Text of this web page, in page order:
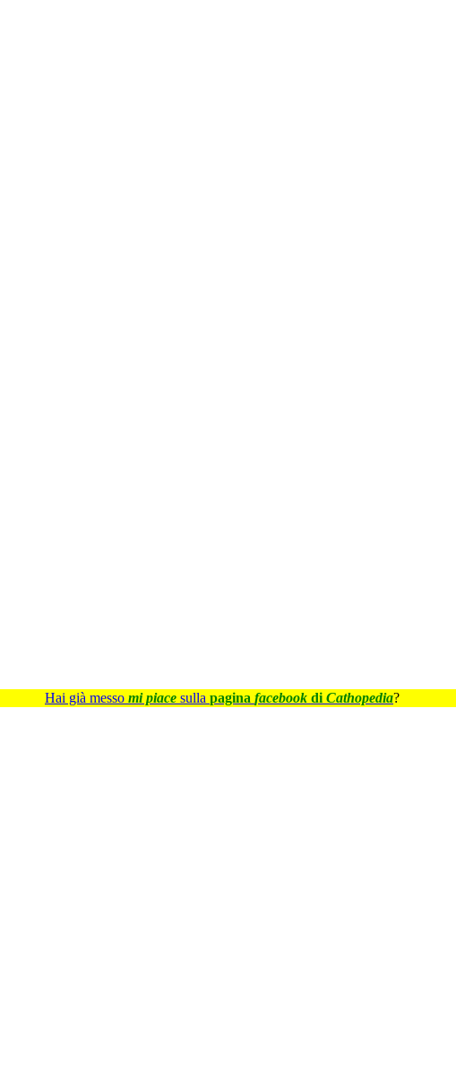
Hai già messo mi piace sulla pagina facebook di Cathopedia?